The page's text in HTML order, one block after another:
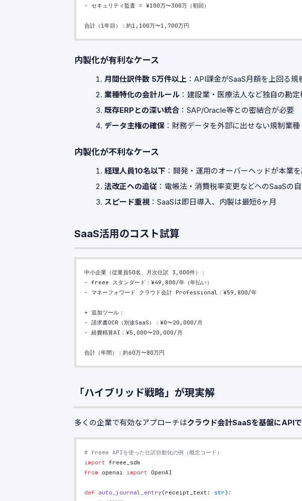
- セキュリティ監査 = ¥100万〜300万（初回）
合計（1年目）：約1,100万〜1,700万円
内製化が有利なケース
月間仕訳件数 5万件以上 ：API課金がSaaS月額を上回る規
業種特化の会計ルール ：建設業・医療法人など独自の勘
既存ERPとの深い統合 ：SAP/Oracle等との密結合が必要
データ主権の確保 ：財務データを外部に出せない規制業種
内製化が不利なケース
経理人員10名以下 ：開発・運用のオーバーヘッドが本業
法改正への追従 ：電帳法・消費税率変更などへのSaaSの
スピード重視：SaaSは即日導入、内製は最短6ヶ月
SaaS活用のコスト試算
中小企業（従業員50名、月次仕訳 3,000件）：
- freee スタンダード：¥49,800/年（年払い）
- マネーフォワード クラウド会計 Professional：¥59,800/年
+ 追加ツール：
- 請求書OCR（別途SaaS）：¥0〜20,000/月
- 経費精算AI：¥5,000〜20,000/月
合計（年間）：約60万〜80万円
「ハイブリッド戦略」が現実解
多くの企業で有効なアプローチはクラウド会計SaaSを基盤にAPI
# freee APIを使った仕訳自動化の例（概念コード）
import freee_sdk
from openai import OpenAI
def auto_journal_entry (receipt_text: str):